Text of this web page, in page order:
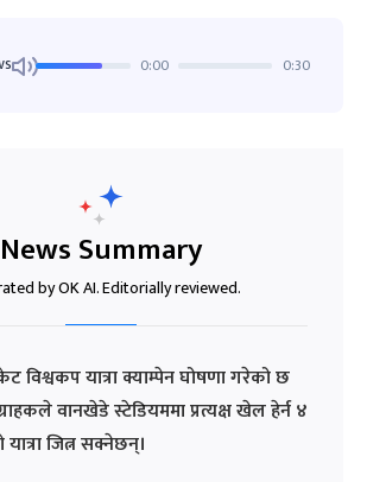
0:00 0:30
News Summary
by OK AI. Editorially reviewed.
विश्वकप यात्रा क्याम्पेन घोषणा गरेको छ
वानखेडे स्टेडियममा प्रत्यक्ष खेल हेर्न ४
जित्न सक्नेछन्।